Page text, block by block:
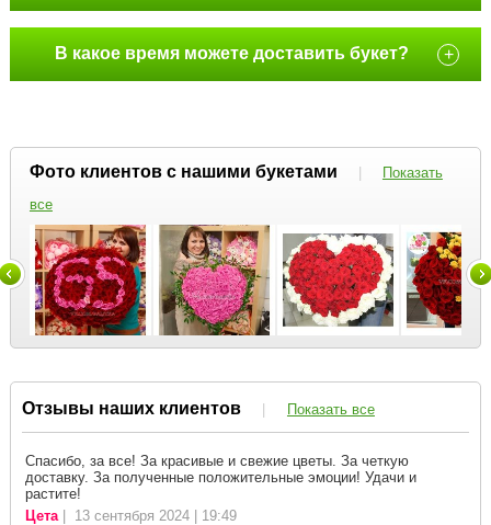
В какое время можете доставить букет? +
Фото клиентов с нашими букетами |
Показать
все
Отзывы наших клиентов | Показать все
Спасибо, за все! За красивые и свежие цветы. За четкую
доставку. За полученные положительные эмоции! Удачи и
растите!
Цета| 13 сентября 2024 | 19:49